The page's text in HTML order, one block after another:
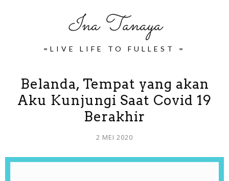
Ina Tanaya
=LIVE LIFE TO FULLEST =
Belanda, Tempat yang akan
Aku Kunjungi Saat Covid 19
Berakhir
2 MEI 2020